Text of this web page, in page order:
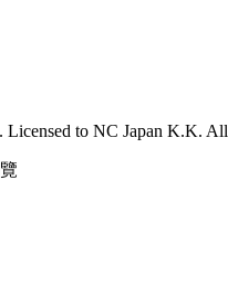
to NC Japan K.K. All